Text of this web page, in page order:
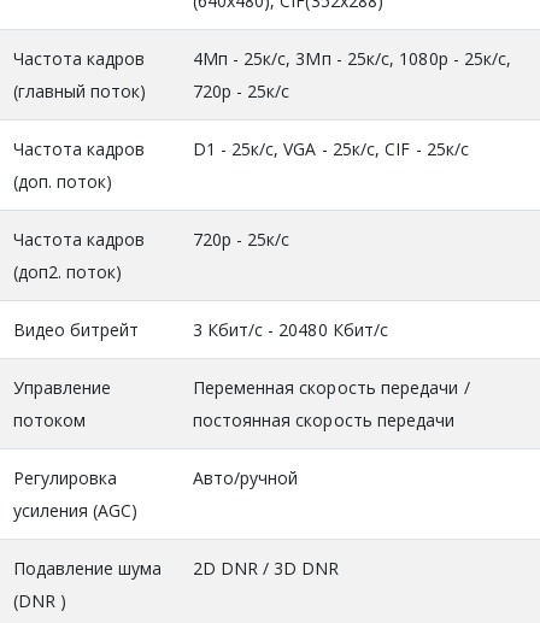
Частота кадров
(главный поток)
4Мп - 25к/с, 3Мп - 25к/с, 1080р - 25к/с,
720р - 25к/с
Частота кадров
(доп. поток)
D1 - 25к/c, VGA - 25к/с, CIF - 25к/с
Частота кадров
(доп2. поток)
720р - 25к/с
Видео битрейт 3 Кбит/с - 20480 Кбит/с
Управление
потоком
Переменная скорость передачи /
постоянная скорость передачи
Регулировка
усиления (AGC)
Авто/ручной
Подавление шума
(DNR )
2D DNR / 3D DNR